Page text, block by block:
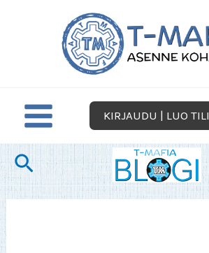
KIRJAUDU | LUO TILI
Hae